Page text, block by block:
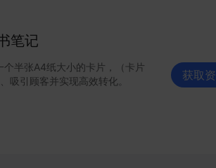
笔记
半张A4纸大小的卡片，（卡片
吸引顾客并实现高效转化。
获取